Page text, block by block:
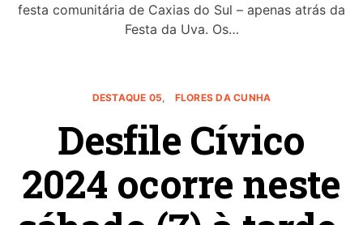
festa comunitária de Caxias do Sul – apenas atrás da
Festa da Uva. Os…
DESTAQUE 05 FLORES DA CUNHA
Desfile Cívico
2024 ocorre neste